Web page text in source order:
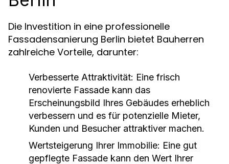
Die Investition in eine professionelle
Fassadensanierung Berlin bietet Bauherren
zahlreiche Vorteile, darunter:
Verbesserte Attraktivität: Eine frisch
renovierte Fassade kann das
Erscheinungsbild Ihres Gebäudes erheblich
verbessern und es für potenzielle Mieter,
Kunden und Besucher attraktiver machen.
Wertsteigerung Ihrer Immobilie: Eine gut
gepflegte Fassade kann den Wert Ihrer